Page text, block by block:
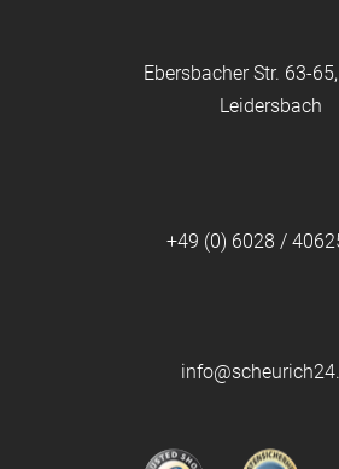
Ebersbacher Str. 63-
Leidersbach
+49 (0) 6028 /